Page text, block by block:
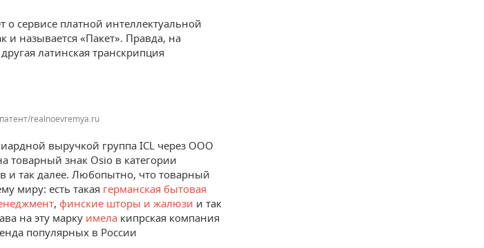
о сервисе платной интеллектуальной
и называется «Пакет». Правда, на
латинская транскрипция
realnoevremya.ru
выручкой группа ICL через ООО
товарный знак Osio в категории
так далее. Любопытно, что товарный
миру: есть такая германская бытовая
, финские шторы и жалюзи и так
на эту марку имела кипрская компания
популярных в России